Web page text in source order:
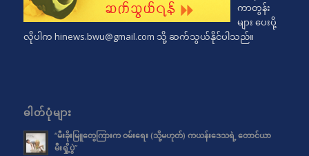
ကာတွန်း
များ ပေးပို့
လိုပါက hinews.bwu@gmail.com သို့ ဆက်သွယ်နိုင်ပါသည်။
ဓါတ်ပုံများ
“မီးခိုးမြူတွေကြားက ဝမ်းရေး (သို့မဟုတ်) ကယန်းဒေသရဲ့ တောင်ယာ
မီးရှို့ပွဲ”